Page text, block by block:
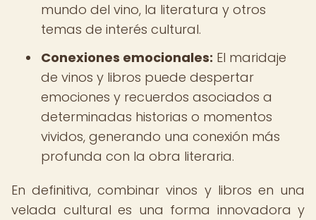
mundo del vino, la literatura y otros
temas de interés cultural.
Conexiones emocionales: El maridaje
de vinos y libros puede despertar
emociones y recuerdos asociados a
determinadas historias o momentos
vividos, generando una conexión más
profunda con la obra literaria.
En definitiva, combinar vinos y libros en una
velada cultural es una forma innovadora y